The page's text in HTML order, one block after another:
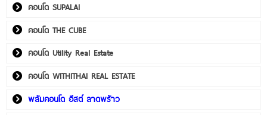
คอนโด SUPALAI
คอนโด THE CUBE
คอนโด Utility Real Estate
คอนโด WITHITHAI REAL ESTATE
พลัมคอนโด อีสต์ ลาดพร้าว